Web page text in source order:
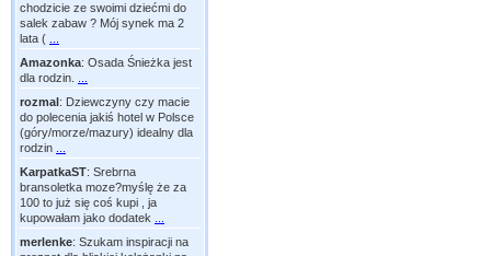
chodzicie ze swoimi dziećmi do
salek zabaw ? Mój synek ma 2
lata (
Amazonka: Osada Śnieżka jest
dla rodzin.
rozmal: Dziewczyny czy macie
do polecenia jakiś hotel w Polsce
(góry/morze/mazury) idealny dla
rodzin
KarpatkaST: Srebrna
bransoletka moze?myślę że za
100 to już się coś kupi , ja
kupowałam jako dodatek
merlenke: Szukam inspiracji na